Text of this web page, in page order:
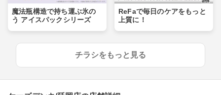
魔法瓶構造で持ち運ぶ氷の
う アイスパックシリーズ
ReFaで毎日のケアをもっと
上質に！
チラシをもっと見る